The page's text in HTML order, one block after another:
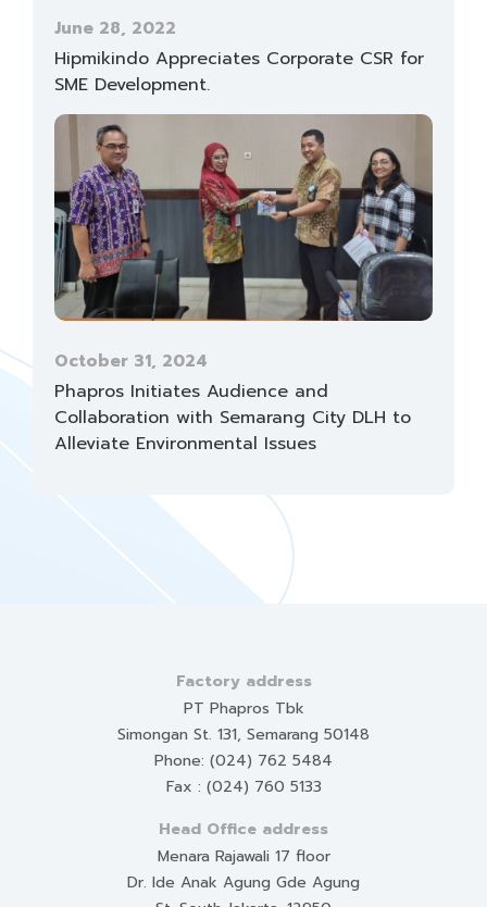
June 28, 2022
Hipmikindo Appreciates Corporate CSR for
SME Development.
October 31, 2024
Phapros Initiates Audience and
Collaboration with Semarang City DLH to
Alleviate Environmental Issues
Factory address
PT Phapros Tbk
Simongan St. 131, Semarang 50148
Phone: (024) 762 5484
Fax : (024) 760 5133
Head Office address
Menara Rajawali 17 floor
Dr. Ide Anak Agung Gde Agung